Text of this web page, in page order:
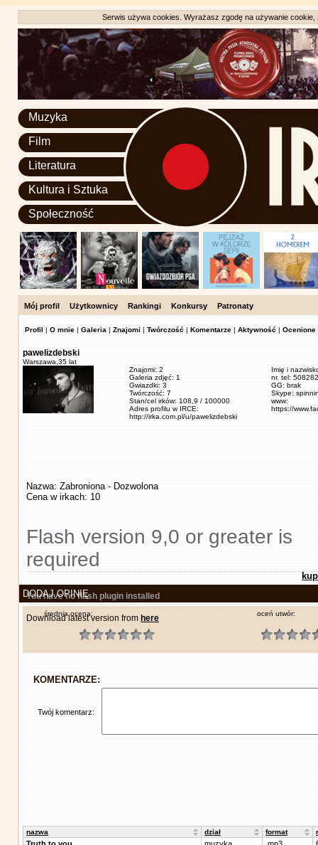
Serwis używa cookies. Wyrażasz zgodę na używanie
Muzyka
Film
Literatura
Kultura i Sztuka
Społeczność
Mój profil Użytkownicy Rankingi Konkursy Patronaty
Profil | O mnie | Galeria | Znajomi | Twórczość | Komentarze | Aktywność | Ocenione
pawelizdebski
Warszawa, 35 lat
Znajomi: 2
Galeria zdjęć: 1
Gwiazdki: 3
Twórczość: 7
Stan/cel irków: 108,9 / 100000
Adres profilu w IRCE:
http://irka.com.pl/u/pawelizdebski
Imię i
nr. tel:
GG: brak
Skype:
www:
https://
Nazwa: Zabroniona - Dozwolona
Cena w irkach: 10
Flash version 9,0 or greater is
required
You have no flash plugin installed
Download latest version from here
DODAJ OPINIĘ
średnia ocena: oceń utwór:
KOMENTARZE:
Twój komentarz:
nazwa dział format